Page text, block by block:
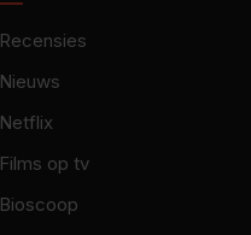
Recensies
Nieuws
Netflix
Films op tv
Bioscoop